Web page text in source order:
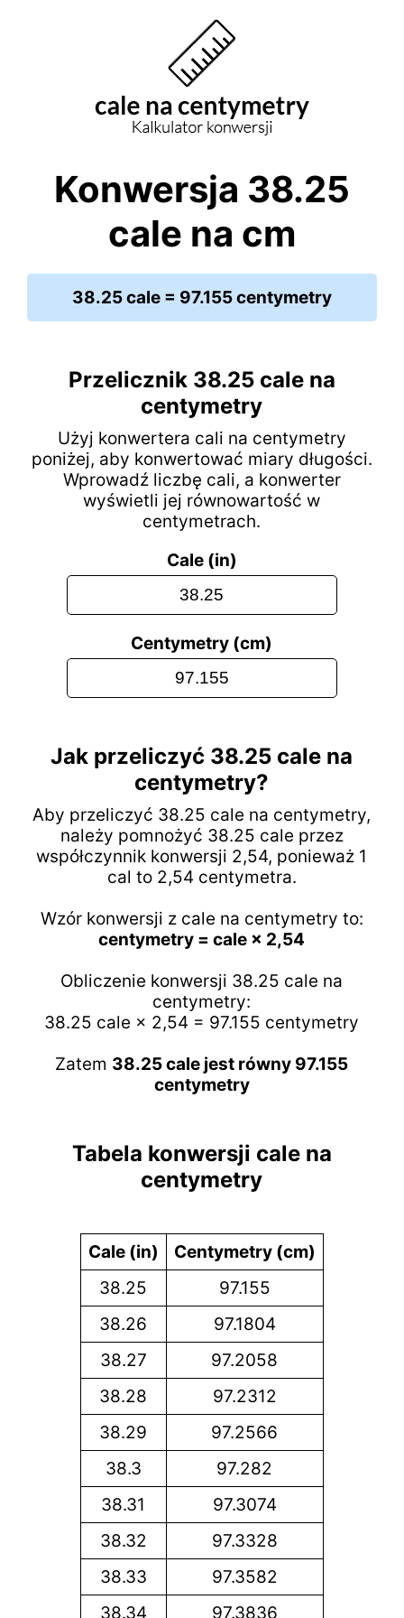
Konwersja 38.25
cale na cm
38.25 cale = 97.155 centymetry
Przelicznik 38.25 cale na
centymetry
Użyj konwertera cali na centymetry
poniżej, aby konwertować miary długości.
Wprowadź liczbę cali, a konwerter
wyświetli jej równowartość w
centymetrach.
Cale (in)
Centymetry (cm)
Jak przeliczyć 38.25 cale na
centymetry?
Aby przeliczyć 38.25 cale na centymetry,
należy pomnożyć 38.25 cale przez
współczynnik konwersji 2,54, ponieważ 1
cal to 2,54 centymetra.
Wzór konwersji z cale na centymetry to:
centymetry = cale × 2,54
Obliczenie konwersji 38.25 cale na
centymetry:
38.25 cale × 2,54 = 97.155 centymetry
Zatem 38.25 cale jest równy 97.155
centymetry
Tabela konwersji cale na
centymetry
Cale (in)
Centymetry (cm)
38.25
97.155
38.26
97.1804
38.27
97.2058
38.28
97.2312
38.29
97.2566
38.3
97.282
38.31
97.3074
38.32
97.3328
38.33
97.3582
38.34
97.3836